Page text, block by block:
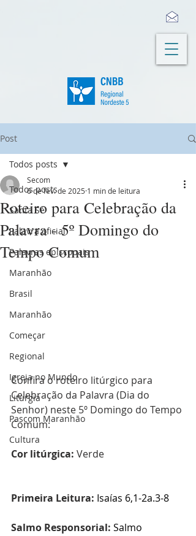
Post
Todos posts
Santa Sé
Palavra oficial
Palavras episcopais
Maranhão
Brasil
Maranhão
Começar
Regional
Igreja no Mundo
Liturgia
Pascom Maranhão
Cultura
Todos posts
Roteiro para Celebração da
Palavra - 5º Domingo do
Tempo Comum
Secom
6 de fev. de 2025 1 min de leitura
Confira o roteiro litúrgico para
Celebração da Palavra (Dia do
Senhor) neste 5º Domingo do Tempo
Comum:
Cor litúrgica: Verde
Primeira Leitura: Isaías 6,1-2a.3-8
Salmo Responsorial: Salmo